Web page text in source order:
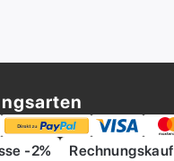
-2%
Rechnungskauf